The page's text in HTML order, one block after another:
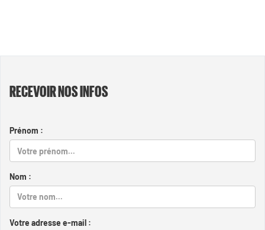
RECEVOIR NOS INFOS
Prénom :
Nom :
Votre adresse e-mail :